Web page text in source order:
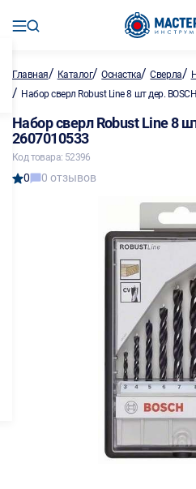
Главная/ Каталог/Оснастка/Сверла/
/ Набор сверл Robust Line 8 шт дер.
Набор сверл Robust Line 8
2607010533
Код товара: 52396
0 0 отзывов